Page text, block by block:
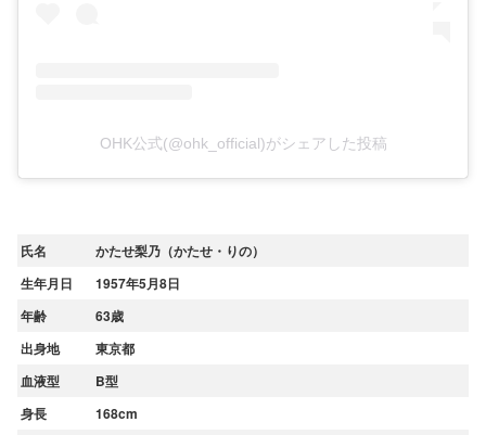
OHK公式(@ohk_official)がシェアした投稿
氏名
かたせ梨乃（かたせ・りの）
生年月日
1957年5月8日
年齢
63歳
出身地
東京都
血液型
B型
身長
168cm